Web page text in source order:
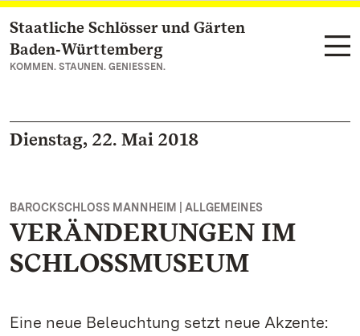
Zum Hauptinhalt springen
Staatliche Schlösser und Gärten
Baden‑Württemberg
KOMMEN. STAUNEN. GENIESSEN.
Dienstag, 22. Mai 2018
BAROCKSCHLOSS MANNHEIM | ALLGEMEINES
VERÄNDERUNGEN IM
SCHLOSSMUSEUM
Eine neue Beleuchtung setzt neue Akzente: